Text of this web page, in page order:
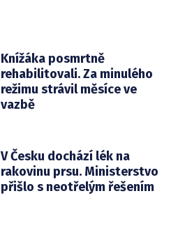
Knížáka posmrtně
rehabilitovali. Za minulého
režimu strávil měsíce ve
vazbě
V Česku dochází lék na
rakovinu prsu. Ministerstvo
přišlo s neotřelým řešením